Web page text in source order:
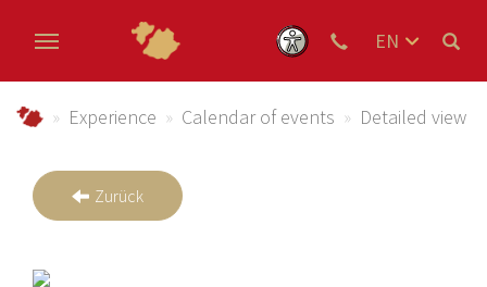
EN
Urlaub im Schmallenberger Sauerland und der
Experience Calendar of events Detailed view
Zurück